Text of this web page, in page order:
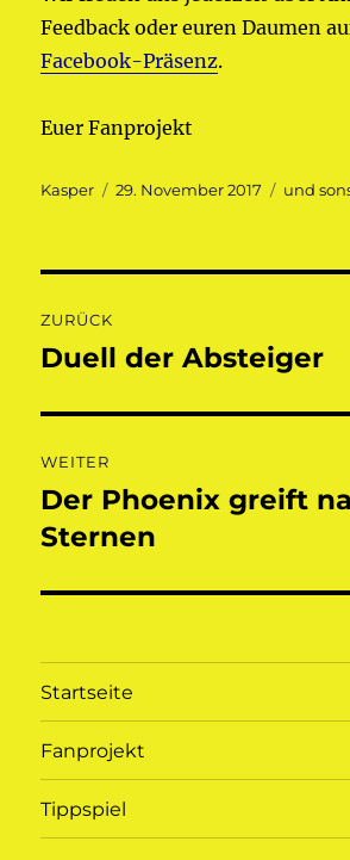
Feedback oder euren Daumen
Facebook-Präsenz.
Euer Fanprojekt
Autor
Kasper
Veröffentlicht
29. November 2017 und
ZURÜCK
Vorheriger
Duell der Absteiger
WEITER
Nächster
Beitrag:
Der Phoenix greift
Sternen
Startseite
Fanprojekt
Tippspiel